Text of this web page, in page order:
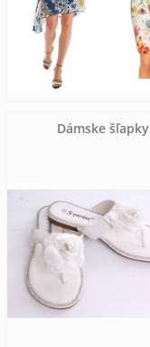
Dámske šľapky